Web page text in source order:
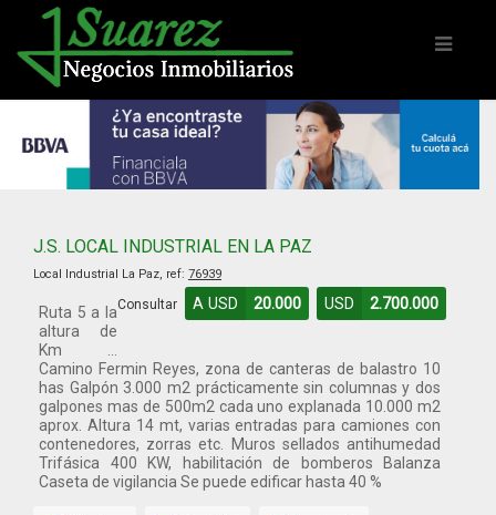
J.S. LOCAL INDUSTRIAL EN LA PAZ
Local Industrial La Paz, ref: 76939
Consultar A USD 20.000 USD 2.700.000
Ruta 5 a la
altura de
Km …
Camino Fermin Reyes, zona de canteras de balastro 10
has Galpón 3.000 m2 prácticamente sin columnas y dos
galpones mas de 500m2 cada uno explanada 10.000 m2
aprox. Altura 14 mt, varias entradas para camiones con
contenedores, zorras etc. Muros sellados antihumedad
Trifásica 400 KW, habilitación de bomberos Balanza
Caseta de vigilancia Se puede edificar hasta 40 %